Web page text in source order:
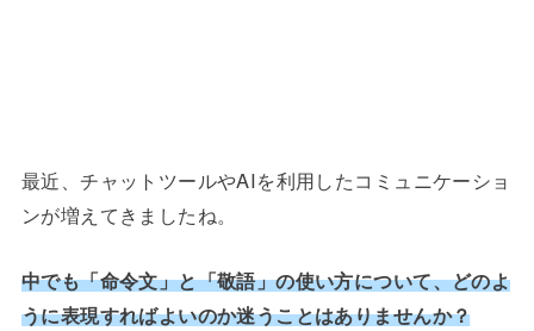
最近、チャットツールやAIを利用したコミュニケーショ
ンが増えてきましたね。
中でも「命令文」と「敬語」の使い方について、どのよ
うに表現すればよいのか迷うことはありませんか？